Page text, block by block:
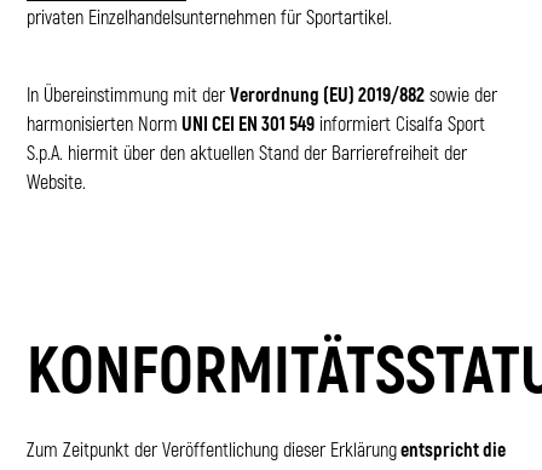
privaten Einzelhandelsunternehmen für Sportartikel.
In Übereinstimmung mit der Verordnung (EU) 2019/882 sowie der
harmonisierten Norm UNI CEI EN 301 549 informiert Cisalfa Sport
S.p.A. hiermit über den aktuellen Stand der Barrierefreiheit der
Website.
Zum Zeitpunkt der Veröffentlichung dieser Erklärungentspricht die